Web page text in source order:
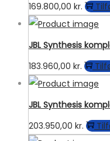
169.800,00 kr.
JBL Synthesis
183.960,00 kr.
JBL Synthesis
203.950,00 kr.